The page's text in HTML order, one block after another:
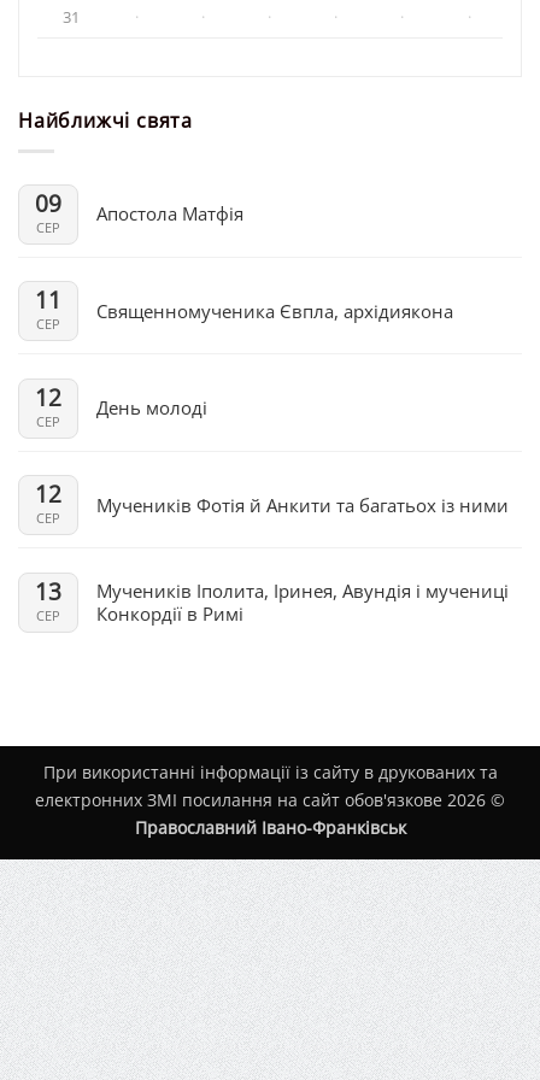
31
· · · · · ·
Найближчі свята
09
СЕР
Апостола Матфія
11
СЕР
Священномученика Євпла, архідиякона
12
СЕР
День молоді
12
СЕР
Мучеників Фотія й Анкити та багатьох із ними
13
СЕР
Мучеників Іполита, Іринея, Авундія і мучениці
Конкордії в Римі
При використанні інформації із сайту в друкованих та
електронних ЗМІ посилання на сайт обов'язкове 2026 ©
Православний Івано-Франківськ